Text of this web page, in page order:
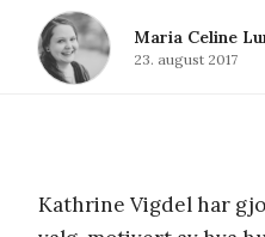
Maria Celine
23. august 2017
Kathrine Vigdel har